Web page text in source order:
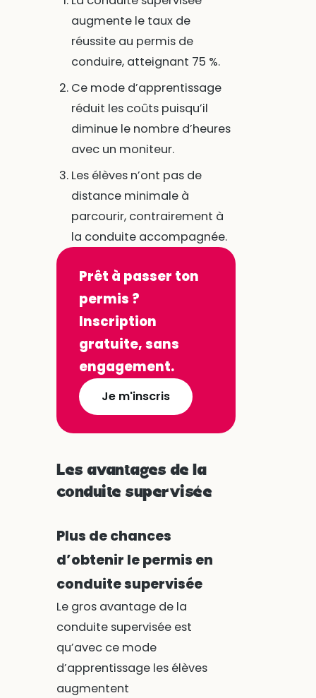
augmente le taux de
réussite au permis de
conduire, atteignant 75 %.
Ce mode d’apprentissage
réduit les coûts puisqu’il
diminue le nombre d’heures
avec un moniteur.
Les élèves n’ont pas de
distance minimale à
parcourir, contrairement à
la conduite accompagnée.
Prêt à passer ton
permis ?
Inscription
gratuite, sans
engagement.
Je m'inscris
Les avantages de la
conduite supervisée
Plus de chances
d’obtenir le permis en
conduite supervisée
Le gros avantage de la
conduite supervisée est
qu’avec ce mode
d’apprentissage les élèves
augmentent